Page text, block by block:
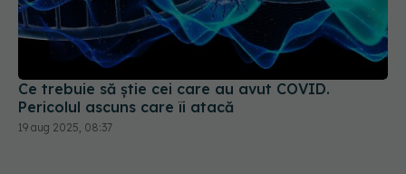
Ce trebuie să știe cei care au avut COVID.
Pericolul ascuns care îi atacă
19 aug 2025, 08:37